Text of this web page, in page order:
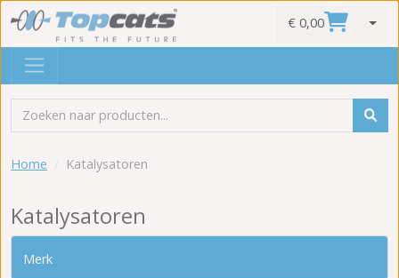
€ 0,00
Home Katalysatoren
Katalysatoren
Merk